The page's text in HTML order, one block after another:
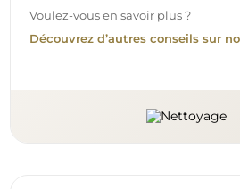
Voulez-vous en savoir plus ?
Découvrez d’autres conseils sur